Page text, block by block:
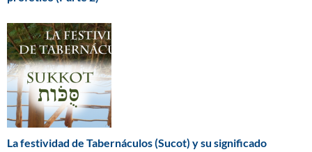
La festividad de Tabernáculos (Sucot) y su significado